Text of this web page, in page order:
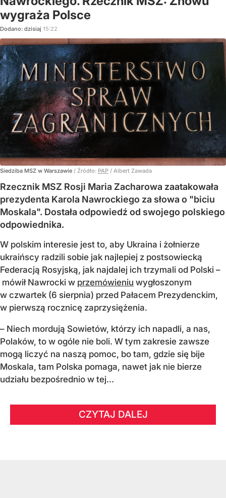
wygraża Polsce
Dodano: dzisiaj 15:22
Siedziba MSZ w Warszawie / Źródło: PAP / Albert Zawada
Rzecznik MSZ Rosji Maria Zacharowa zaatakowała
prezydenta Karola Nawrockiego za słowa o "biciu
Moskala". Dostała odpowiedź od swojego polskiego
odpowiednika.
W polskim interesie jest to, aby Ukraina i żołnierze
ukraińscy radzili sobie jak najlepiej z postsowiecką
Federacją Rosyjską, jak najdalej ich trzymali od Polski –
mówił Nawrocki w przemówieniu wygłoszonym
w czwartek (6 sierpnia) przed Pałacem Prezydenckim,
w pierwszą rocznicę zaprzysiężenia.
– Niech mordują Sowietów, którzy ich napadli, a nas,
Polaków, to w ogóle nie boli. W tym zakresie zawsze
mogą liczyć na naszą pomoc, bo tam, gdzie się bije
Moskala, tam Polska pomaga, nawet jak nie bierze
udziału bezpośrednio w tej...
CZYTAJ DALEJ